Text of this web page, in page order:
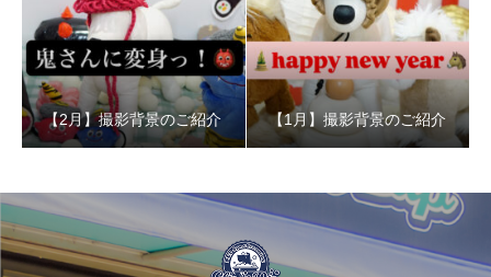
【2月】撮影背景のご紹介 【1月】撮影背景のご紹介